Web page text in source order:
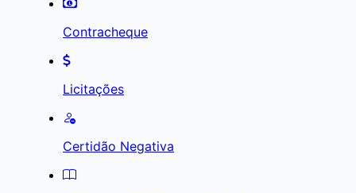
Contracheque
Licitações
Certidão Negativa